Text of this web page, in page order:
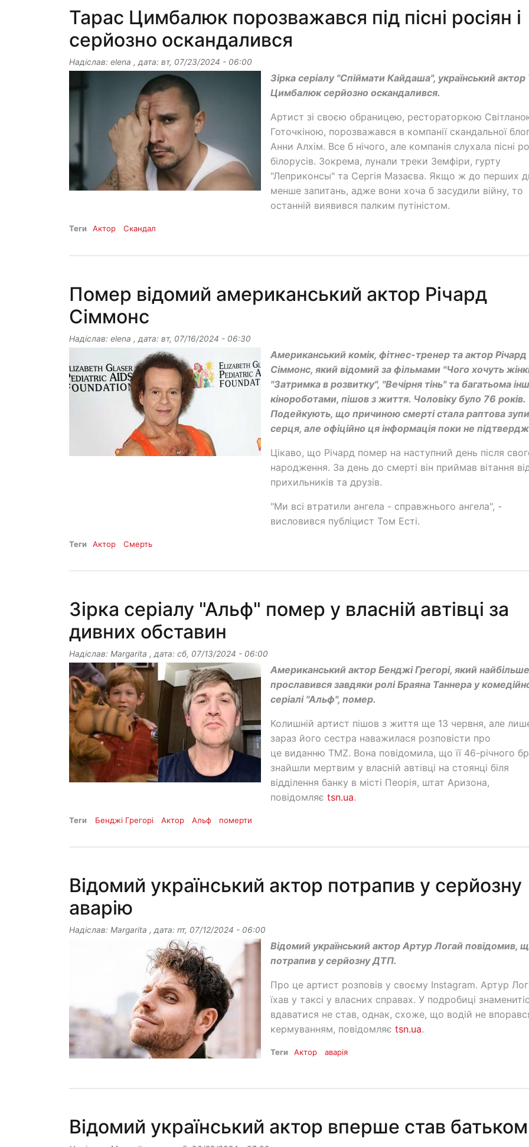
Тарас Цимбалюк порозважався під пісні росіян і
серйозно оскандалився
Надіслав: elena , дата: вт, 07/23/2024 - 06:00
Зірка серіалу "Спіймати Кайдаша", український актор
Цимбалюк серйозно оскандалився.
Артист зі своєю обраницею, рестораторкою
Готочкіною, порозважався в компанії скандальної
Анни Алхім. Все б нічого, але компанія слухала пісні
білорусів. Зокрема, лунали треки Земфіри, гурту
"Леприконсы" та Сергія Мазаєва. Якщо ж до перших
менше запитань, адже вони хоча б засудили війну, то
останній виявився палким путіністом.
Теги Актор Скандал
Помер відомий американський актор Річард
Сіммонс
Надіслав: elena , дата: вт, 07/16/2024 - 06:30
Американський комік, фітнес-тренер та актор Річард
Сіммонс, який відомий за фільмами "Чого хочуть
"Затримка в розвитку", "Вечірня тінь" та багатьома
кінороботами, пішов з життя. Чоловіку було 76 років.
Подейкують, що причиною смерті стала раптова
серця, але офіційно ця інформація поки не
Цікаво, що Річард помер на наступний день після
народження. За день до смерті він приймав вітання
прихильників та друзів.
"Ми всі втратили ангела - справжнього ангела", -
висловився публіцист Том Есті.
Теги Актор Смерть
Зірка серіалу "Альф" помер у власній автівці за
дивних обставин
Надіслав: Margarita , дата: сб, 07/13/2024 - 06:00
Американський актор Бенджі Грегорі, який найбільше
прославився завдяки ролі Браяна Таннера у
серіалі "Альф", помер.
Колишній артист пішов з життя ще 13 червня, але
зараз його сестра наважилася розповісти про
це виданню TMZ. Вона повідомила, що її 46-річного
знайшли мертвим у власній автівці на стоянці біля
відділення банку в місті Пеорія, штат Аризона,
повідомляє tsn.ua.
Теги Бенджі Грегорі Актор Альф померти
Відомий український актор потрапив у серйозну
аварію
Надіслав: Margarita , дата: пт, 07/12/2024 - 06:00
Відомий український актор Артур Логай повідомив,
потрапив у серйозну ДТП.
Про це артист розповів у своєму Instagram. Артур
їхав у таксі у власних справах. У подробиці
вдаватися не став, однак, схоже, що водій не
кермуванням, повідомляє tsn.ua.
Теги Актор аварія
Відомий український актор вперше став батьком